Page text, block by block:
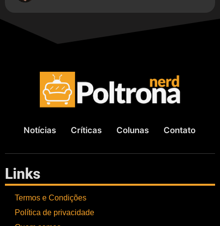
Notícias Críticas Colunas Contato
Links
Termos e Condições
Política de privacidade